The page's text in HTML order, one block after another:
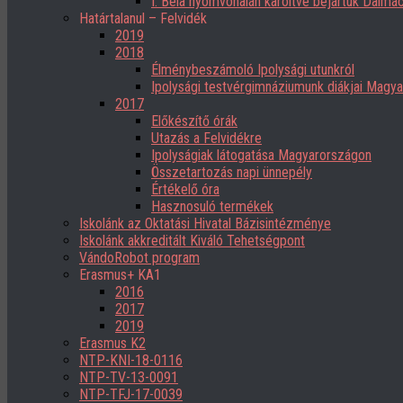
Határtalanul – Felvidék
2019
2018
Élménybeszámoló Ipolysági utunkról
Ipolysági testvérgimnáziumunk diákjai
2017
Előkészítő órák
Utazás a Felvidékre
Ipolyságiak látogatása Magyarországon
Összetartozás napi ünnepély
Értékelő óra
Hasznosuló termékek
Iskolánk az Oktatási Hivatal Bázisintézménye
Iskolánk akkreditált Kiváló Tehetségpont
VándoRobot program
Erasmus+ KA1
2016
2017
2019
Erasmus K2
NTP-KNI-18-0116
NTP-TV-13-0091
NTP-TFJ-17-0039